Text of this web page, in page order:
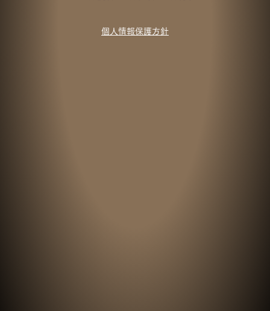
個人情報保護方針